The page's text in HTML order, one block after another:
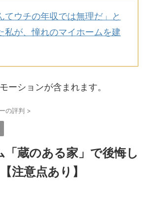
てウチの年収では無理だ」と
私が、憧れのマイホームを建
ーションが含まれます。
の評判 >
「蔵のある家」で後悔し
注意点あり】